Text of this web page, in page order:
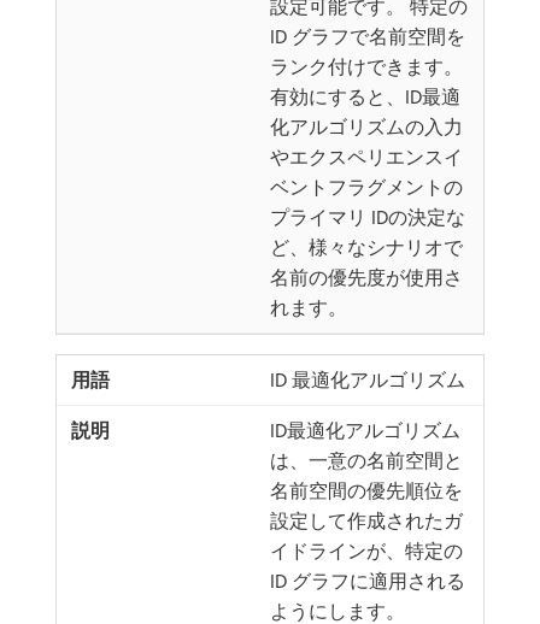
設定可能です。 特定の
ID グラフで名前空間を
ランク付けできます。
有効にすると、ID最適
化アルゴリズムの入力
やエクスペリエンスイ
ベントフラグメントの
プライマリ IDの決定な
ど、様々なシナリオで
名前の優先度が使用さ
れます。
ID 最適化アルゴリズム
ID最適化アルゴリズム
は、一意の名前空間と
名前空間の優先順位を
設定して作成されたガ
イドラインが、特定の
ID グラフに適用される
ようにします。